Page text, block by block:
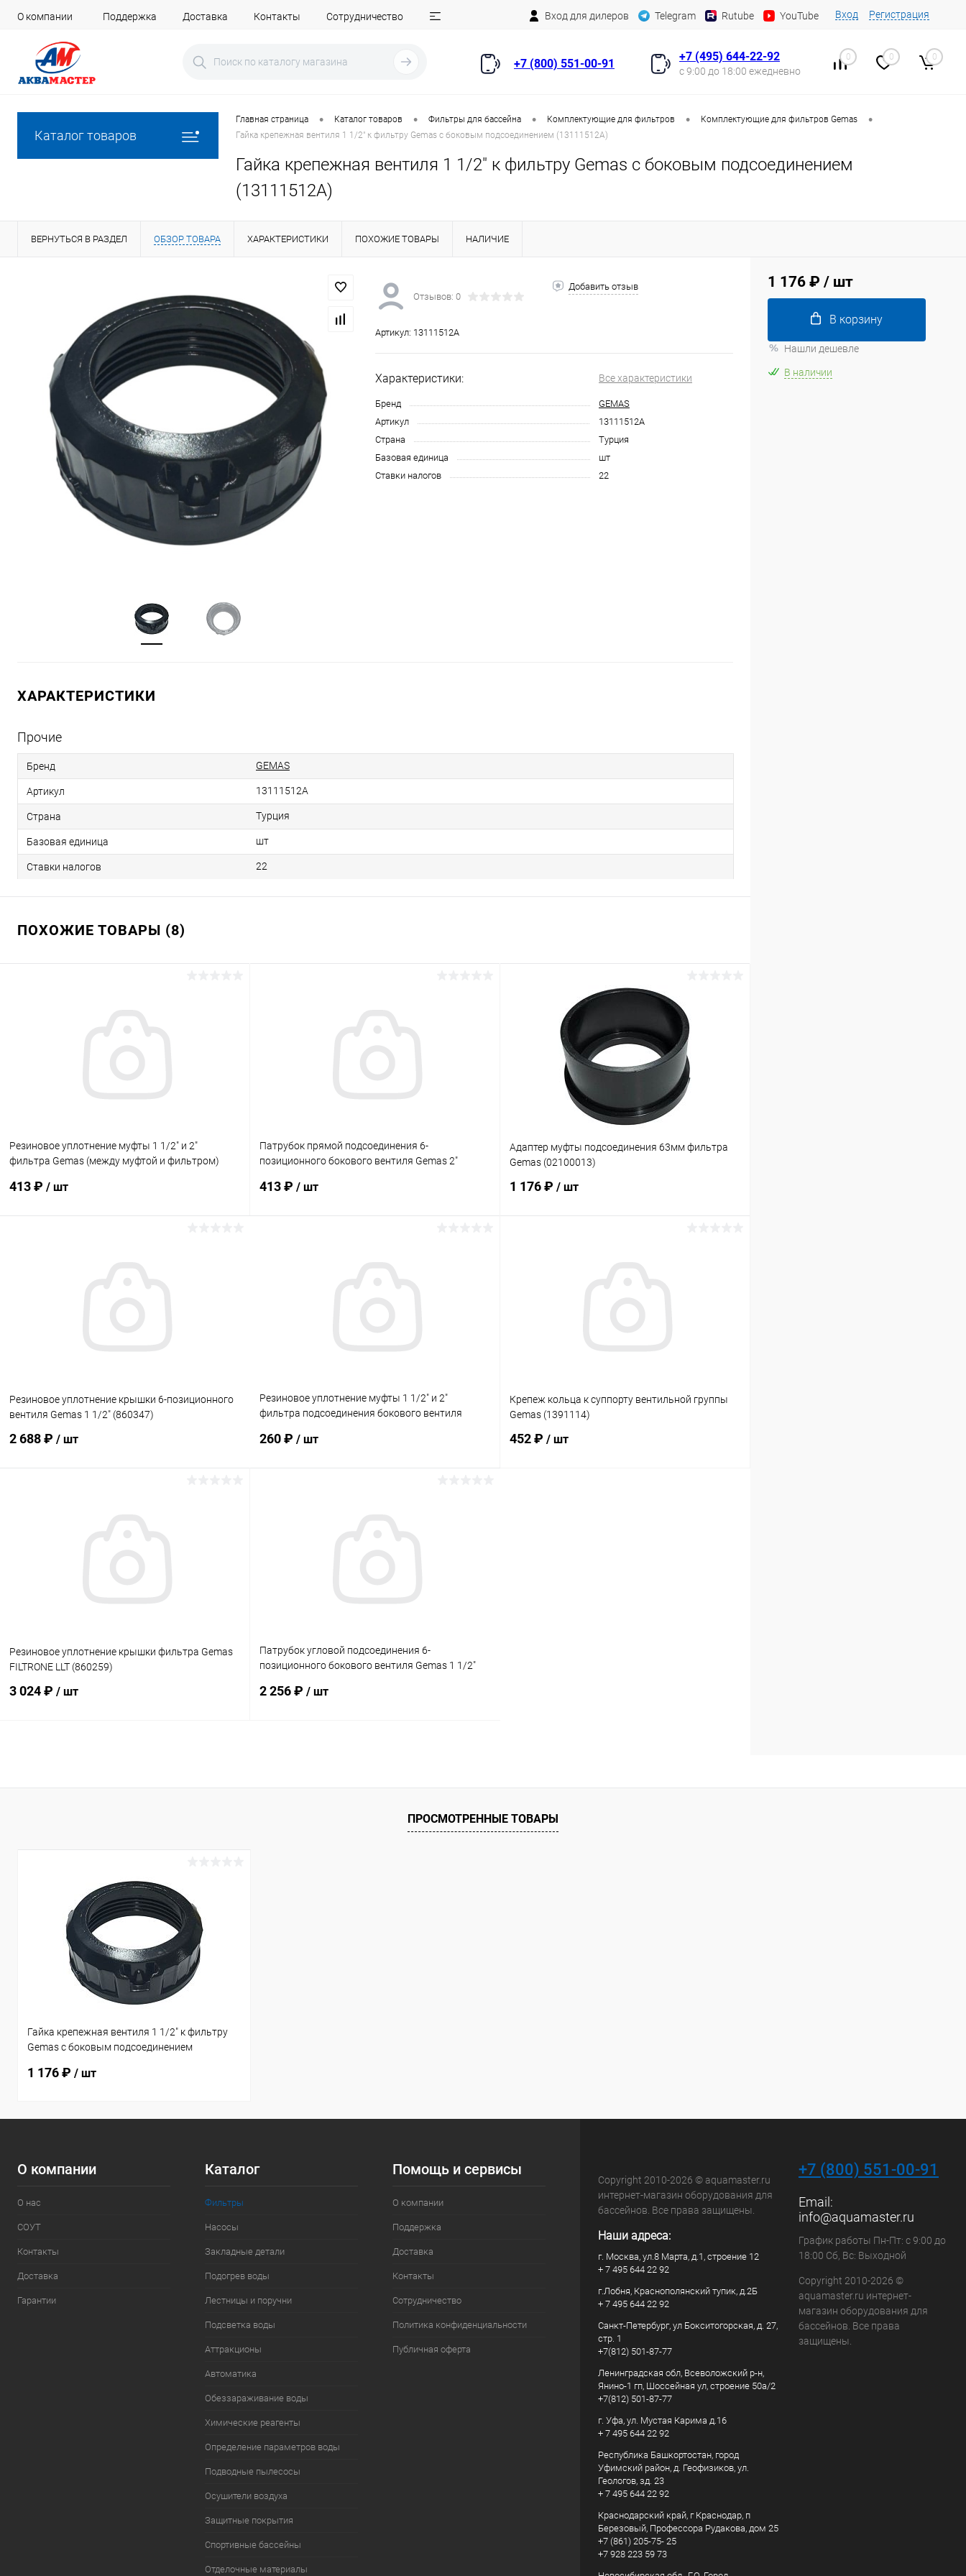
О компании Поддержка Доставка Контакты Сотрудничество Вход для дилеров Telegram Rutube YouTube Вход Регистрация
+7 (800) 551-00-91
+7 (495) 644-22-92
с 9:00 до 18:00 ежедневно
0 0 0
Каталог товаров
Главная страница • Каталог товаров • Фильтры для бассейна • Комплектующие для фильтров • Комплектующие для фильтров Gemas •
Гайка крепежная вентиля 1 1/2" к фильтру Gemas с боковым подсоединением (13111512A)
Гайка крепежная вентиля 1 1/2" к фильтру Gemas с боковым подсоединением
(13111512A)
ВЕРНУТЬСЯ В РАЗДЕЛ ОБЗОР ТОВАРА ХАРАКТЕРИСТИКИ ПОХОЖИЕ ТОВАРЫ НАЛИЧИЕ
Отзывов: 0
Добавить отзыв
Артикул: 13111512A
Характеристики: Все характеристики
Бренд
GEMAS
Артикул
13111512A
Страна
Турция
Базовая единица
шт
Ставки налогов
22
ХАРАКТЕРИСТИКИ
Прочие
Бренд GEMAS
Артикул 13111512A
Страна Турция
Базовая единица шт
Ставки налогов 22
ПОХОЖИЕ ТОВАРЫ (8)
Резиновое уплотнение муфты 1 1/2" и 2"
фильтра Gemas (между муфтой и фильтром)
413 ₽ / шт
Патрубок прямой подсоединения 6-
позиционного бокового вентиля Gemas 2"
413 ₽ / шт
Адаптер муфты подсоединения 63мм фильтра
Gemas (02100013)
1 176 ₽ / шт
Резиновое уплотнение крышки 6-позиционного
вентиля Gemas 1 1/2" (860347)
2 688 ₽ / шт
Резиновое уплотнение муфты 1 1/2" и 2"
фильтра подсоединения бокового вентиля
260 ₽ / шт
Крепеж кольца к суппорту вентильной группы
Gemas (1391114)
452 ₽ / шт
Резиновое уплотнение крышки фильтра Gemas
FILTRONE LLT (860259)
3 024 ₽ / шт
В избранное
Патрубок угловой подсоединения 6-
позиционного бокового вентиля Gemas 1 1/2"
2 256 ₽ / шт
В избранное
В наличии
1 176 ₽ / шт
В корзину
Нашли дешевле
В наличии
ПРОСМОТРЕННЫЕ ТОВАРЫ
Гайка крепежная вентиля 1 1/2" к фильтру
Gemas с боковым подсоединением
1 176 ₽ / шт
О компании
О нас
СОУТ
Контакты
Доставка
Гарантии
Каталог
Фильтры
Насосы
Закладные детали
Подогрев воды
Лестницы и поручни
Подсветка воды
Аттракционы
Автоматика
Обеззараживание воды
Химические реагенты
Определение параметров воды
Подводные пылесосы
Осушители воздуха
Защитные покрытия
Спортивные бассейны
Отделочные материалы
Помощь и сервисы
О компании
Поддержка
Доставка
Контакты
Сотрудничество
Политика конфиденциальности
Публичная оферта
Copyright 2010-2026 © aquamaster.ru
интернет-магазин оборудования для
бассейнов. Все права защищены.
Наши адреса:
г. Москва, ул.8 Марта, д.1, строение 12
+ 7 495 644 22 92
г.Лобня, Краснополянский тупик, д.2Б
+ 7 495 644 22 92
Санкт-Петербург, ул Бокситогорская, д. 27,
стр. 1
+7(812) 501-87-77
Ленинградская обл, Всеволожский р-н,
Янино-1 гп, Шоссейная ул, строение 50а/2
+7(812) 501-87-77
г. Уфа, ул. Мустая Карима д.16
+ 7 495 644 22 92
Республика Башкортостан, город
Уфимский район, д. Геофизиков, ул.
Геологов, зд. 23
+ 7 495 644 22 92
Краснодарский край, г Краснодар, п
Березовый, Профессора Рудакова, дом 25
+7 (861) 205-75- 25
+7 928 223 59 73
+7 (800) 551-00-91
Email:
info@aquamaster.ru
График работы Пн-Пт: с 9:00 до
18:00 Сб, Вс: Выходной
Copyright 2010-2026 ©
aquamaster.ru интернет-
магазин оборудования для
бассейнов. Все права
защищены.